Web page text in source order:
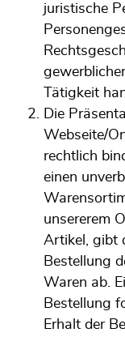
juristische
Tätigkeit
Die
Webseite/
rechtlich
einen
unsererem
Artikel, gibt
Bestellung
Waren ab.
Bestellung
Erhalt der